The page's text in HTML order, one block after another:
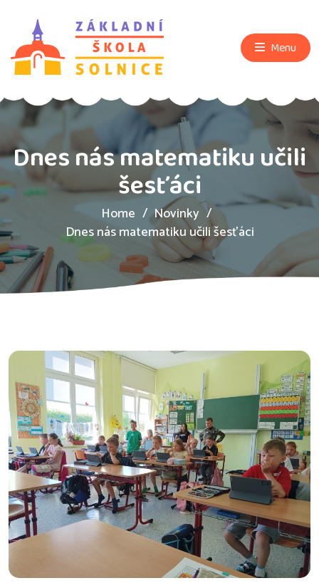
Menu
Dnes nás matematiku učili
šesťáci
Home
Novinky
Dnes nás matematiku učili šesťáci